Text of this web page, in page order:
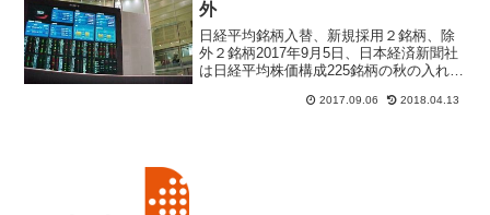
外
日経平均銘柄入替、新規採用２銘柄、除
外２銘柄2017年9月5日、日本経済新聞社
は日経平均株価構成225銘柄の秋の入れ替
銘柄となる。新規採用銘柄にはリクルー
2017.09.06 2018.04.13